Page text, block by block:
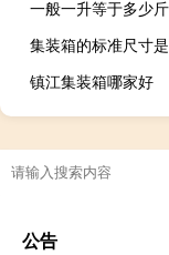
一般一升等于多少斤
集装箱的标准尺寸
镇江集装箱哪家好
公告